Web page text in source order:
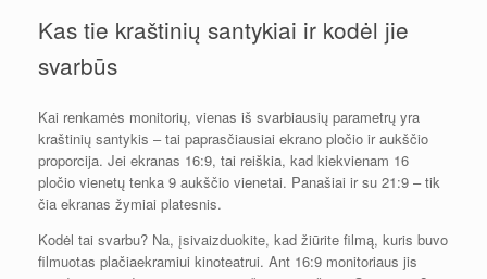
Kas tie kraštinių santykiai ir kodėl jie
svarbūs
Kai renkamės monitorių, vienas iš svarbiausių parametrų yra
kraštinių santykis – tai paprasčiausiai ekrano pločio ir aukščio
proporcija. Jei ekranas 16:9, tai reiškia, kad kiekvienam 16
pločio vienetų tenka 9 aukščio vienetai. Panašiai ir su 21:9 – tik
čia ekranas žymiai platesnis.
Kodėl tai svarbu? Na, įsivaizduokite, kad žiūrite filmą, kuris buvo
filmuotas plačiaekramiui kinoteatrui. Ant 16:9 monitoriaus jis